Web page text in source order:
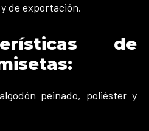
de exportación.
de
peinado, poliéster y